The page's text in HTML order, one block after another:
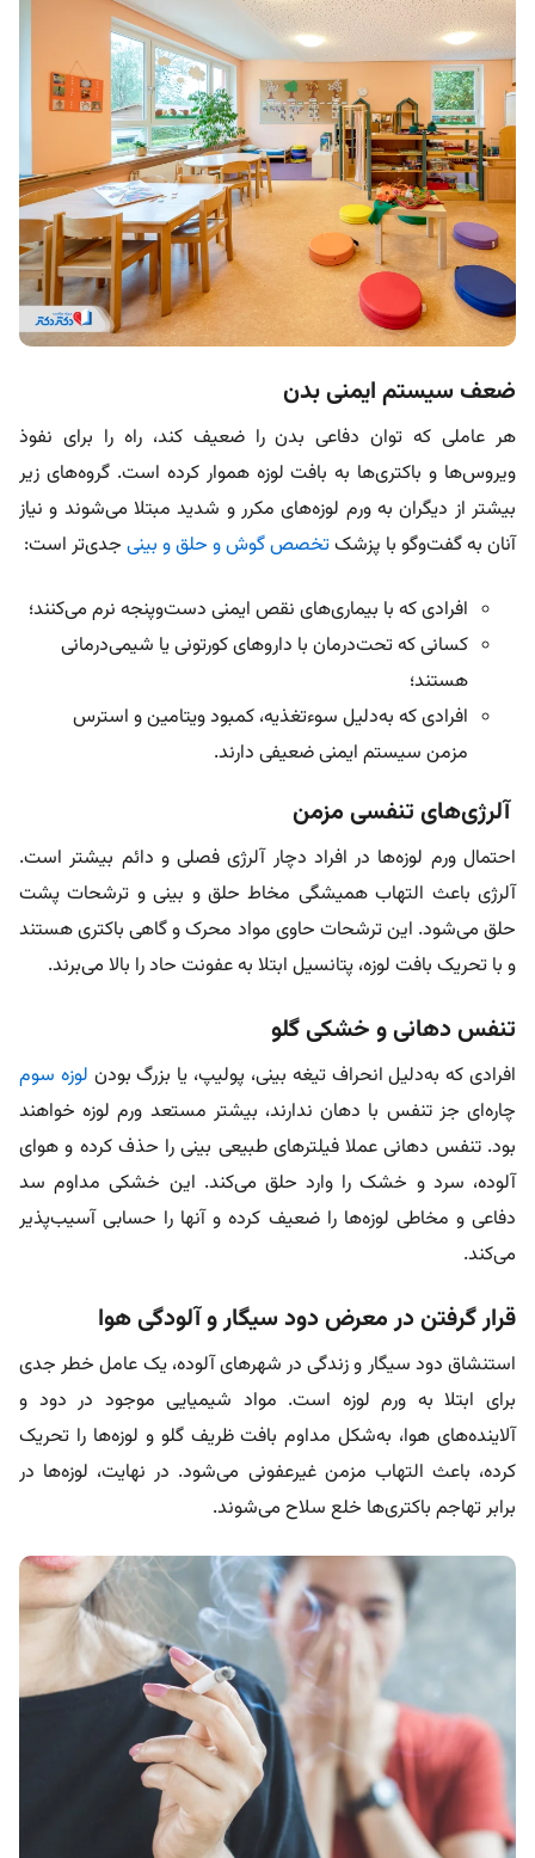
ضعف سیستم ایمنی بدن
هر عاملی که توان دفاعی بدن را ضعیف کند، راه را برای نفوذ
ویروس‌ها و باکتری‌ها به بافت لوزه هموار کرده است. گروه‌های زیر
بیشتر از دیگران به ورم لوزه‌های مکرر و شدید مبتلا می‌شوند و نیاز
آنان به گفت‌و‌گو با پزشکتخصص گوش و حلق و بینی جدی‌تر است:
افرادی که با بیماری‌های نقص ایمنی دست‌وپنجه نرم می‌کنند؛
کسانی که تحت‌درمان با داروهای کورتونی یا شیمی‌درمانی
هستند؛
افرادی که به‌دلیل سوءتغذیه، کمبود ویتامین و استرس
مزمن سیستم ایمنی ضعیفی دارند.
آلرژی‌های تنفسی مزمن
احتمال ورم لوزه‌ها در افراد دچار آلرژی فصلی و دائم بیشتر است.
آلرژی باعث التهاب همیشگی مخاط حلق و بینی و ترشحات پشت
حلق می‌شود. این ترشحات حاوی مواد محرک و گاهی باکتری هستند
و با تحریک بافت لوزه، پتانسیل ابتلا به عفونت حاد را بالا می‌برند.
تنفس دهانی و خشکی گلو
افرادی که به‌دلیل انحراف تیغه بینی، پولیپ، یا بزرگ بودن لوزه سوم
چاره‌ای جز تنفس با دهان ندارند، بیشتر مستعد ورم لوزه خواهند
بود. تنفس دهانی عملا فیلترهای طبیعی بینی را حذف کرده و هوای
آلوده، سرد و خشک را وارد حلق می‌کند. این خشکی مداوم سد
دفاعی و مخاطی لوزه‌ها را ضعیف کرده و آنها را حسابی آسیب‌پذیر
می‌کند.
قرار گرفتن در معرض دود سیگار و آلودگی هوا
استنشاق دود سیگار و زندگی در شهرهای آلوده، یک عامل خطر جدی
برای ابتلا به ورم لوزه است. مواد شیمیایی موجود در دود و
آلاینده‌های هوا، به‌شکل مداوم بافت ظریف گلو و لوزه‌ها را تحریک
کرده، باعث التهاب مزمن غیرعفونی می‌شود. در نهایت، لوزه‌ها در
برابر تهاجم باکتری‌ها خلع سلاح می‌شوند.